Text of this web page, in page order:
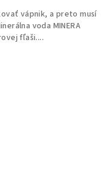
vápnik, a preto musí
voda MINERA
fľaši....